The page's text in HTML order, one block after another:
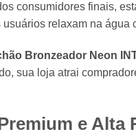
consumidores finais,
usuários relaxam na água
Bronzeador Neon
sua loja atrai
e Alta